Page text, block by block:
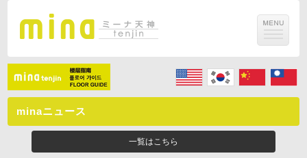
minaニュース
一覧はこちら